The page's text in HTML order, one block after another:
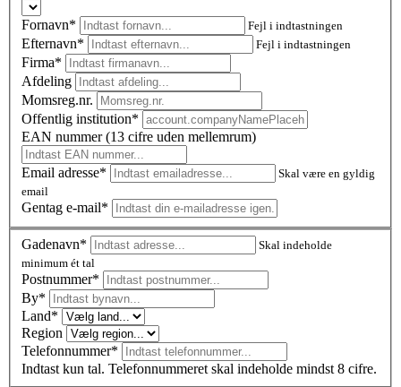
Fornavn* Fejl i indtastningen
Efternavn* Fejl i indtastningen
Firma*
Afdeling
Momsreg.nr.
Offentlig institution*
EAN nummer (13 cifre uden mellemrum)
Email adresse*
Skal være en gyldig
email
Gentag e-mail*
Gadenavn*
Skal indeholde
minimum ét tal
Postnummer*
By*
Land*
Region
Telefonnummer*
Indtast kun tal. Telefonnummeret skal indeholde mindst 8 cifre.